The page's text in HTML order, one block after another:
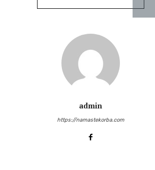
admin
https://namastekorba.com